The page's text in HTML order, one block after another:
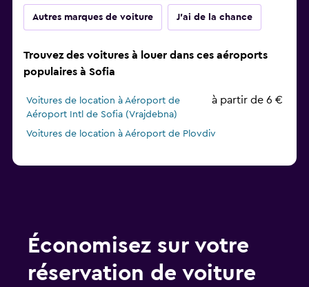
Autres marques de voiture J'ai de la chance
Trouvez des voitures à louer dans ces aéroports
populaires à Sofia
Voitures de location à Aéroport de
Aéroport Intl de Sofia (Vrajdebna)
à partir de 6 €
Voitures de location à Aéroport de Plovdiv
Économisez sur votre
réservation de voiture